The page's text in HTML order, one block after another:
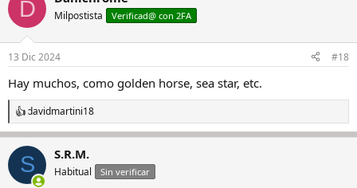
D Milpostista Verificad@ con 2FA
13 Dic 2024 #18
Hay muchos, como golden horse, sea star, etc.
R
e
a
c
i
davidmartini18
S S.R.M.
Habitual Sin verificar